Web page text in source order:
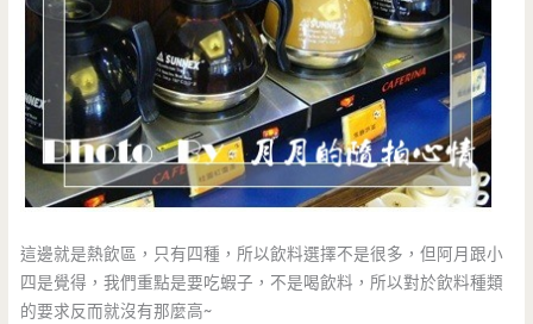
這邊就是熱飲區，只有四種，所以飲料選擇不是很多，但阿月跟小
四是覺得，我們重點是要吃蝦子，不是喝飲料，所以對於飲料種類
的要求反而就沒有那麼高~